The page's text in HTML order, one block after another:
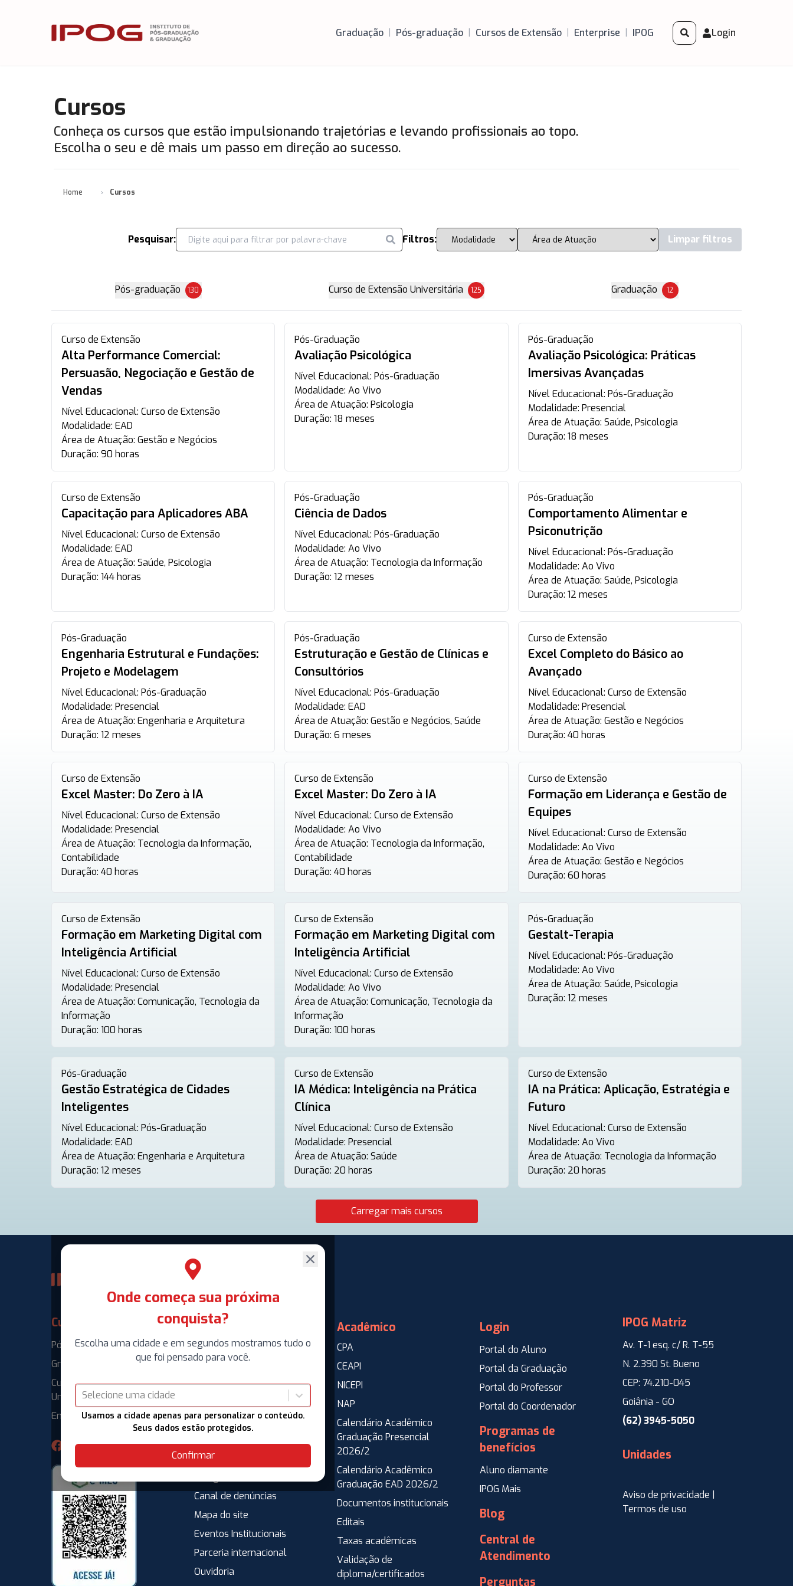
IPOG Graduação | Pós-graduação | Cursos de Extensão | Enterprise | IPOG Login
Cursos
Conheça os cursos que estão impulsionando trajetórias e levando profissionais ao topo.
Escolha o seu e dê mais um passo em direção ao sucesso.
Home Cursos
Pesquisar: Filtros: Limpar filtros
Pós-graduação 130 Curso de Extensão Universitária 125 Graduação 12
Curso de Extensão
Alta Performance Comercial:
Persuasão, Negociação e Gestão de
Vendas
Nível Educacional: Curso de Extensão
Modalidade: EAD
Área de Atuação: Gestão e Negócios
Duração: 90 horas
Pós-Graduação
Avaliação Psicológica
Nível Educacional:Pós-Graduação
Modalidade:Ao Vivo
Área de Atuação:Psicologia
Duração: 18 meses
Pós-Graduação
Avaliação Psicológica: Práticas
Imersivas Avançadas
Nível Educacional: Pós-Graduação
Modalidade: Presencial
Área de Atuação: Saúde, Psicologia
Duração: 18 meses
Curso de Extensão
Capacitação para Aplicadores ABA
Nível Educacional: Curso de Extensão
Modalidade: EAD
Área de Atuação: Saúde, Psicologia
Duração: 144 horas
Pós-Graduação
Ciência de Dados
Nível Educacional:Pós-Graduação
Modalidade:Ao Vivo
Área de Atuação: Tecnologia da Informação
Duração: 12 meses
Pós-Graduação
Comportamento Alimentar e
Psiconutrição
Nível Educacional: Pós-Graduação
Modalidade: Ao Vivo
Área de Atuação: Saúde, Psicologia
Duração: 12 meses
Pós-Graduação
Engenharia Estrutural e Fundações:
Projeto e Modelagem
Nível Educacional: Pós-Graduação
Modalidade: Presencial
Área de Atuação: Engenharia e Arquitetura
Duração: 12 meses
Pós-Graduação
Estruturação e Gestão de Clínicas e
Consultórios
Nível Educacional:Pós-Graduação
Modalidade:EAD
Área de Atuação:Gestão e Negócios, Saúde
Duração: 6 meses
Curso de Extensão
Excel Completo do Básico ao
Avançado
Nível Educacional: Curso de Extensão
Modalidade: Presencial
Área de Atuação: Gestão e Negócios
Duração: 40 horas
Curso de Extensão
Excel Master: Do Zero à IA
Nível Educacional: Curso de Extensão
Modalidade: Presencial
Área de Atuação: Tecnologia da Informação,
Contabilidade
Duração: 40 horas
Curso de Extensão
Excel Master: Do Zero à IA
Nível Educacional:Curso de Extensão
Modalidade:Ao Vivo
Área de Atuação: Tecnologia da Informação,
Contabilidade
Duração: 40 horas
Curso de Extensão
Formação em Liderança e Gestão de
Equipes
Nível Educacional: Curso de Extensão
Modalidade: Ao Vivo
Área de Atuação: Gestão e Negócios
Duração: 60 horas
Curso de Extensão
Formação em Marketing Digital com
Inteligência Artificial
Nível Educacional: Curso de Extensão
Modalidade: Presencial
Área de Atuação: Comunicação, Tecnologia da
Informação
Duração: 100 horas
Curso de Extensão
Formação em Marketing Digital com
Inteligência Artificial
Nível Educacional:Curso de Extensão
Modalidade:Ao Vivo
Área de Atuação:Comunicação, Tecnologia da
Informação
Duração: 100 horas
Pós-Graduação
Gestalt-Terapia
Nível Educacional: Pós-Graduação
Modalidade: Ao Vivo
Área de Atuação: Saúde, Psicologia
Duração: 12 meses
Pós-Graduação
Gestão Estratégica de Cidades
Inteligentes
Nível Educacional: Pós-Graduação
Modalidade: EAD
Área de Atuação: Engenharia e Arquitetura
Duração: 12 meses
Curso de Extensão
IA Médica: Inteligência na Prática
Clínica
Nível Educacional:Curso de Extensão
Modalidade:Presencial
Área de Atuação:Saúde
Duração: 20 horas
Curso de Extensão
IA na Prática: Aplicação, Estratégia e
Futuro
Nível Educacional: Curso de Extensão
Modalidade: Ao Vivo
Área de Atuação: Tecnologia da Informação
Duração: 20 horas
Carregar mais cursos
Onde começa sua próxima
conquista?
Escolha uma cidade e em segundos mostramos tudo o
que foi pensado para você.
Selecione uma cidade
Usamos a cidade apenas para personalizar o conteúdo.
Seus dados estão protegidos.
Confirmar
Cursos
Pós-Graduação
Graduação
Curso de Extensão
Universitária
Enterprise
Institucional
O IPOG
Nossa estrutura
Locação Inteligente
Trabalhe conosco
Espaço para Egressos
Vagas de Emprego e
Canal de denúncias
Mapa do site
Eventos Institucionais
Parceria internacional
Ouvidoria
Acadêmico
CPA
CEAPI
NICEPI
NAP
Calendário Acadêmico
Graduação Presencial
2026/2
Calendário Acadêmico
Graduação EAD 2026/2
Documentos institucionais
Editais
Taxas acadêmicas
Validação de
diploma/certificados
Login
Portal do Aluno
Portal da Graduação
Portal do Professor
Portal do Coordenador
Programas de
benefícios
Aluno diamante
IPOG Mais
Blog
Central de
Atendimento
Perguntas
IPOG Matriz
Av. T-1 esq. c/ R. T-55
N. 2.390 St. Bueno
CEP: 74.210-045
Goiânia - GO
(62) 3945-5050
Unidades
Aviso de privacidade |
Termos de uso